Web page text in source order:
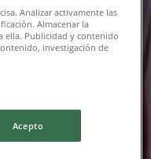
ニュー
Analizar activamente las
Almacenar la
ella. Publicidad y contenido
investigación de
Acepto